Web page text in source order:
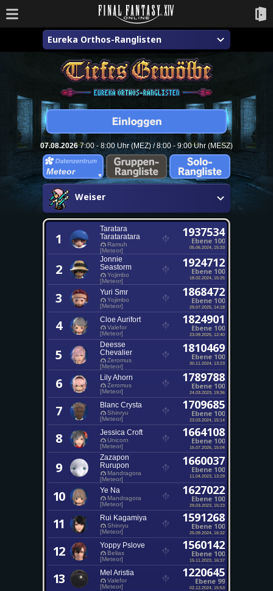
Eureka Orthos-Ranglisten
07.08.20267:00 - 8:00 Uhr (MEZ) / 8:00 - 9:00 Uhr (MESZ)
Meteor
Weiser
1
Taratara
Tarataratara
Ramuh
[Meteor]
1937534
Ebene 100
05.06.2024, 15:33
2
Jonnie
Seastorm
Yojimbo
[Meteor]
1924712
Ebene 100
18.02.2024, 15:25
3 Yuri Smr
Yojimbo
[Meteor]
1868472
Ebene 100
29.07.2025, 14:18
4 Cloe Aurifort
Valefor
[Meteor]
1824901
Ebene 100
23.09.2025, 12:40
5
Deesse
Chevalier
Zeromus
[Meteor]
1810469
Ebene 100
30.11.2024, 13:23
6 Lily Ahorn
Zeromus
[Meteor]
1789788
Ebene 100
24.03.2023, 19:36
7 Blanc Crysta
Shinryu
[Meteor]
1709685
Ebene 100
23.03.2024, 15:14
8 Jessica Croft
Unicorn
[Meteor]
1664108
Ebene 100
15.07.2026, 15:04
9
Zazapon
Rurupon
Mandragora
[Meteor]
1660037
Ebene 100
11.04.2023, 13:29
10 Ye Na
Mandragora
[Meteor]
1627022
Ebene 100
29.03.2023, 15:23
11 Rui Kagamiya
Shinryu
[Meteor]
1591268
Ebene 100
25.09.2024, 16:32
12 Yoppy Pslove
Belias
[Meteor]
1560142
Ebene 100
15.11.2023, 16:37
13 Mel Aristia
Valefor
[Meteor]
1220645
Ebene 99
02.12.2024, 15:53